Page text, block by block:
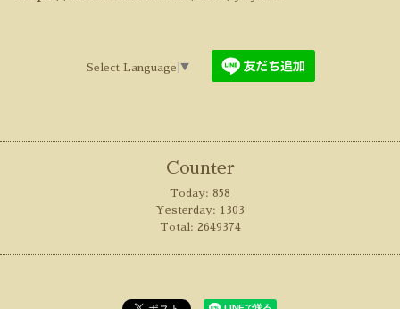
Select Language ▼
Counter
Today: 858
Yesterday: 1303
Total: 2649374